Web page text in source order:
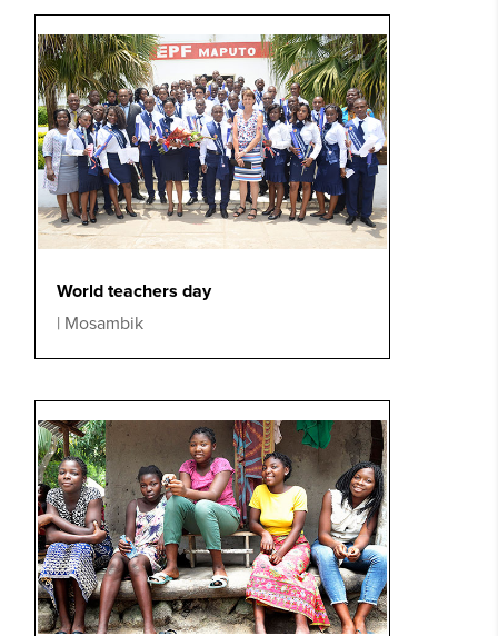
World teachers day
| Mosambik